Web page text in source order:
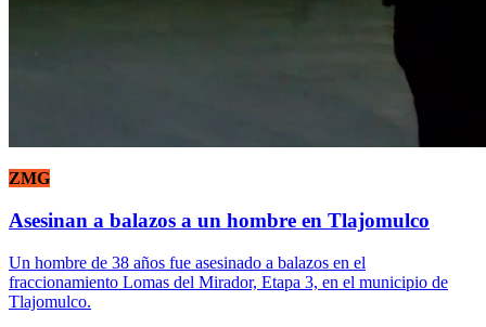
ZMG
Asesinan a balazos a un hombre en Tlajomulco
Un hombre de 38 años fue asesinado a balazos en el
fraccionamiento Lomas del Mirador, Etapa 3, en el municipio de
Tlajomulco.